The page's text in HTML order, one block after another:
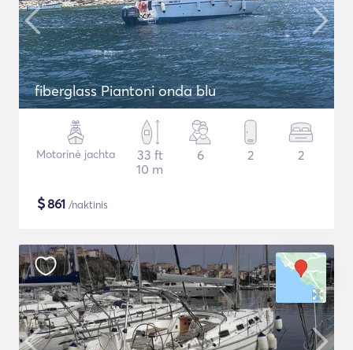
fiberglass Piantoni onda blu
Motorinė jachta
33 ft
10 m
6 2 2
$861 /naktinis